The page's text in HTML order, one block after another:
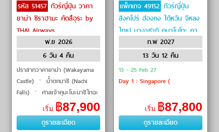
รหัส 51457 ทัวร์ญี่ปุ่น วาคา
ยาม่า ชิราฮามะ คัตสึอุระ by
THAI Airways
พ.ย 2026
6 วัน 4 คืน
ปราสาทวาคายาม่า (Wakayama
Castle) ㆍ น้ำตกนาชิ (Nachi
Falls) ㆍ ศาลเจ้าคุมะโนะนาชิไทฉะ
(Kumano Nachi Taisha) ㆍ ศาล
เจ้าอิเสะ (Ise Jingu) ㆍ วัดคัตสึโอ
จิ (Ka
เริ่ม ฿87,900
ดูรายละเอียด
แพ็คเกจ 49152 ทัวร์ญี่ปุ่น
สิงคโปร์ ฮ่องกง ไต้หวัน จีหลง
ไทเป นางาซากิ คุมาโมโตะ คา
โกชิมะ by เรือสำราญ /
ก.พ 2027
13 วัน 12 คืน
13 - 25Feb 27
Day 1 :Singapore (
เริ่ม ฿87,800
ดูรายละเอียด